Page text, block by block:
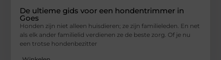
De ultieme gids voor een hondentrimmer in
Goes
Honden zijn niet alleen huisdieren; ze zijn familieleden. En net
als elk ander familielid verdienen ze de beste zorg. Of je nu
een trotse hondenbezitter